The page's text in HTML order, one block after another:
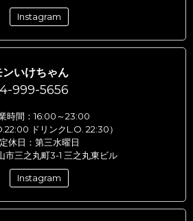
Instagram
いけちゃん
999-5656
時間：16:00～23:00
ドリンクL.O. 22:30）
定休日：第三水曜日
市三之丸町3-1 三之丸東ビル
Instagram